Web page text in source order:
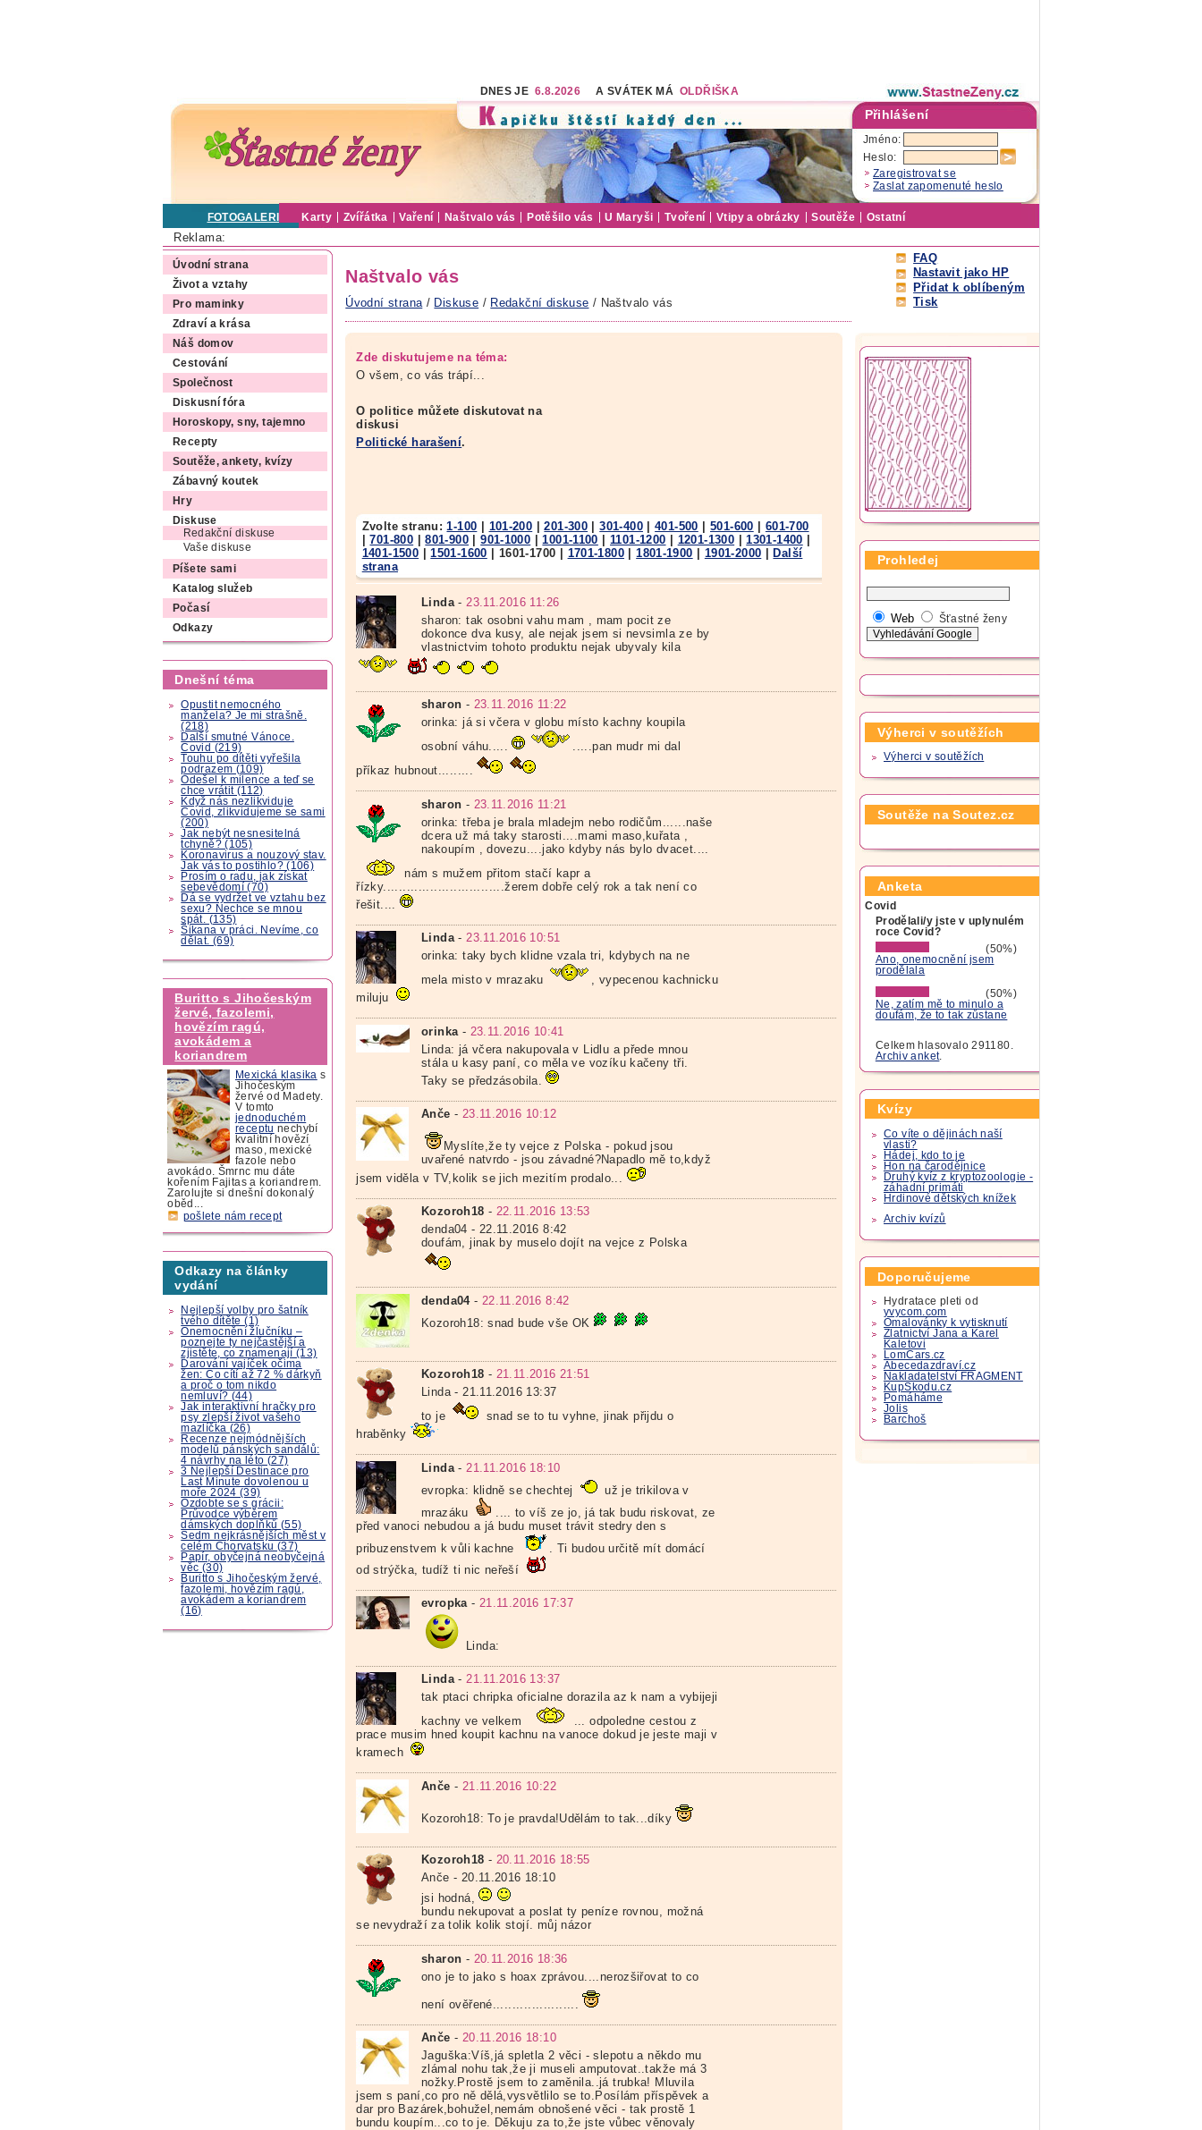
DNES JE 6.8.2026 A SVÁTEK MÁ OLDŘIŠKA
Přihlášení
Jméno:
Heslo:
Zaregistrovat se
Zaslat zapomenuté heslo
FOTOGALERIE Karty Zvířátka Vaření Naštvalo vás Potěšilo vás U Maryši Tvoření Vtipy a obrázky Soutěže Ostatní
Reklama:
Úvodní strana
Život a vztahy
Pro maminky
Zdraví a krása
Náš domov
Cestování
Společnost
Diskusní fóra
Horoskopy, sny, tajemno
Recepty
Soutěže, ankety, kvízy
Zábavný koutek
Hry
Diskuse
Redakční diskuse
Vaše diskuse
Píšete sami
Katalog služeb
Počasí
Odkazy
Dnešní téma
Opustit nemocného
manžela? Je mi strašně.
(218)
Další smutné Vánoce.
Covid (219)
Touhu po dítěti vyřešila
podrazem (109)
Odešel k milence a teď se
chce vrátit (112)
Když nás nezlikviduje
Covid, zlikvidujeme se sami
(200)
Jak nebýt nesnesitelná
tchyně? (105)
Koronavirus a nouzový stav.
Jak vás to postihlo? (106)
Prosím o radu, jak získat
sebevědomí (70)
Dá se vydržet ve vztahu bez
sexu? Nechce se mnou
spát. (135)
Šikana v práci. Nevíme, co
dělat. (69)
Buritto s Jihočeským
žervé, fazolemi,
hovězím ragú,
avokádem a
koriandrem
Mexická klasika s
Jihočeským
žervé od Madety.
V tomto
jednoduchém
receptu nechybí
kvalitní hovězí
maso, mexické
fazole nebo
avokádo. Šmrnc mu dáte
kořením Fajitas a koriandrem.
Zarolujte si dnešní dokonalý
oběd...
pošlete nám recept
Odkazy na články
vydání
Nejlepší volby pro šatník
tvého dítěte (1)
Onemocnění žlučníku –
poznejte ty nejčastější a
zjistěte, co znamenají (13)
Darování vajíček očima
žen: Co cítí až 72 % dárkyň
a proč o tom nikdo
nemluví? (44)
Jak interaktivní hračky pro
psy zlepší život vašeho
mazlíčka (26)
Recenze nejmódnějších
modelů pánských sandálů:
4 návrhy na léto (27)
3 Nejlepší Destinace pro
Last Minute dovolenou u
moře 2024 (39)
Ozdobte se s grácii:
Průvodce výběrem
dámských doplňků (55)
Sedm nejkrásnějších měst v
celém Chorvatsku (37)
Papír, obyčejná neobyčejná
věc (30)
Buritto s Jihočeským žervé,
fazolemi, hovězím ragú,
avokádem a koriandrem
(16)
Naštvalo vás
Úvodní strana / Diskuse / Redakční diskuse / Naštvalo vás
FAQ
Nastavit jako HP
Přidat k oblíbeným
Tisk
Zde diskutujeme na téma:
O všem, co vás trápí...
O politice můžete diskutovat na
diskusi
Politické harašení.
Zvolte stranu:1-100 | 101-200 |201-300 |301-400|401-500 | 501-600 | 601-700
|701-800 |801-900 |901-1000 |1001-1100 |1101-1200 | 1201-1300 |1301-1400 |
1401-1500 |1501-1600 | 1601-1700 | 1701-1800 |1801-1900 | 1901-2000 |Další
strana
Linda-23.11.2016 11:26
sharon: tak osobni vahu mam , mam pocit ze
dokonce dva kusy, ale nejak jsem si nevsimla ze by
vlastnictvim tohoto produktu nejak ubyvaly kila
sharon - 23.11.2016 11:22
orinka: já si včera v globu místo kachny koupila
osobní váhu.....
.....pan mudr mi dal
příkaz hubnout.........
sharon - 23.11.2016 11:21
orinka: třeba je brala mladejm nebo rodičům......naše
dcera už má taky starosti....mami maso,kuřata ,
nakoupím , dovezu....jako kdyby nás bylo dvacet....
nám s mužem přitom stačí kapr a
řízky...............................žerem dobře celý rok a tak není co
řešit....
Linda-23.11.2016 10:51
orinka: taky bych klidne vzala tri, kdybych na ne
mela misto v mrazaku
, vypecenou kachnicku
miluju
orinka - 23.11.2016 10:41
Linda: já včera nakupovala v Lidlu a přede mnou
stála u kasy paní, co měla ve vozíku kačeny tři.
Taky se předzásobila.
Anče - 23.11.2016 10:12
Myslíte,že ty vejce z Polska - pokud jsou
uvařené natvrdo - jsou závadné?Napadlo mě to,když
jsem viděla v TV,kolik se jich mezitím prodalo...
Kozoroh18 - 22.11.2016 13:53
denda04 - 22.11.2016 8:42
doufám, jinak by muselo dojít na vejce z Polska
denda04- 22.11.2016 8:42
Kozoroh18: snad bude vše OK
Kozoroh18 - 21.11.2016 21:51
Linda - 21.11.2016 13:37
to je
snad se to tu vyhne, jinak přijdu o
hraběnky
Linda - 21.11.2016 18:10
evropka: klidně se chechtej
už je trikilova v
mrazáku
.... to víš ze jo, já tak budu riskovat, ze
před vanoci nebudou a já budu muset trávit stedry den s
pribuzenstvem k vůli kachne
. Ti budou určitě mít domácí
od strýčka, tudíž ti nic neřeší
evropka- 21.11.2016 17:37
Linda:
Linda-21.11.2016 13:37
tak ptaci chripka oficialne dorazila az k nam a vybijeji
kachny ve velkem
... odpoledne cestou z
prace musim hned koupit kachnu na vanoce dokud je jeste maji v
kramech
Anče - 21.11.2016 10:22
Kozoroh18: To je pravda!Udělám to tak...díky
Kozoroh18 - 20.11.2016 18:55
Anče - 20.11.2016 18:10
jsi hodná,
bundu nekupovat a poslat ty peníze rovnou, možná
se nevydraží za tolik kolik stojí. můj názor
sharon - 20.11.2016 18:36
ono je to jako s hoax zprávou....nerozšiřovat to co
není ověřené......................
Anče - 20.11.2016 18:10
Jaguška:Víš,já spletla 2 věci - slepotu a někdo mu
zlámal nohu tak,že ji museli amputovat..takže má 3
nožky.Prostě jsem to zaměnila..já trubka! Mluvila
jsem s paní,co pro ně dělá,vysvětlilo se to.Posílám příspěvek a
dar pro Bazárek,bohužel,nemám obnošené věci - tak prostě 1
bundu koupím...co to je. Děkuju za to,že jste vůbec věnovaly
Prohledej
Web Šťastné ženy
Výherci v soutěžích
Výherci v soutěžích
Soutěže na Soutez.cz
Anketa
Covid
Prodělali/y jste v uplynulém
roce Covid?
(50%)
Ano, onemocnění jsem
prodělala
(50%)
Ne, zatím mě to minulo a
doufám, že to tak zůstane
Celkem hlasovalo 291180.
Archiv anket.
Kvízy
Co víte o dějinách naší
vlasti?
Hádej, kdo to je
Hon na čarodějnice
Druhý kvíz z kryptozoologie -
záhadní primáti
Hrdinové dětských knížek
Archiv kvízů
Doporučujeme
Hydratace pleti od
yvycom.com
Omalovánky k vytisknutí
Zlatnictví Jana a Karel
Kaletovi
LomCars.cz
Abecedazdraví.cz
Nakladatelství FRAGMENT
KupSkodu.cz
Pomáháme
Jolis
Barchoš